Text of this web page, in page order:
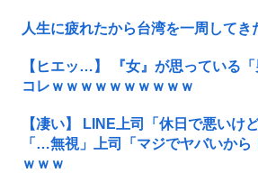
人生に疲れたから台湾を一周してき
【ヒエッ…】 『女』が思っている
コレｗｗｗｗｗｗｗｗｗｗ
【凄い】 LINE上司「休日で悪いけ
「…無視」上司「マジでヤバいか
ｗｗｗ